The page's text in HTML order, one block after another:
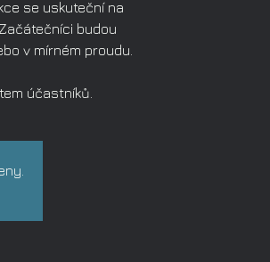
se uskuteční na
budou
v mírném proudu.
účastníků.